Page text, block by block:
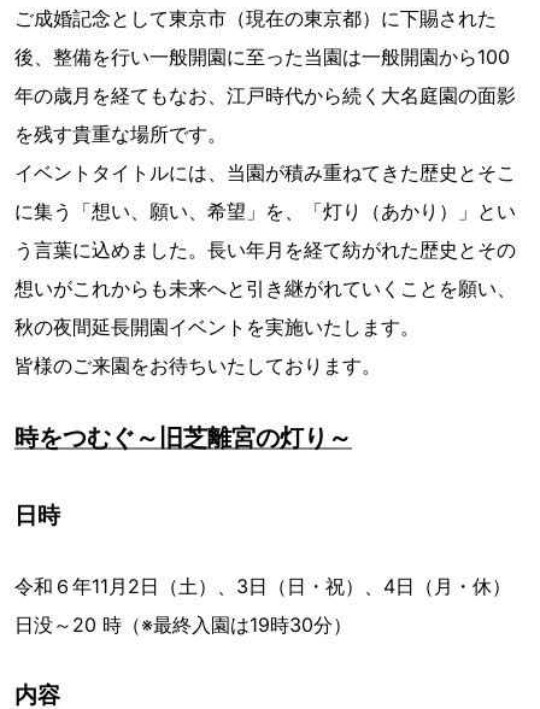
ご成婚記念として東京市（現在の東京都）に下賜された
後、整備を行い一般開園に至った当園は一般開園から100
年の歳月を経てもなお、江戸時代から続く大名庭園の面影
を残す貴重な場所です。
イベントタイトルには、当園が積み重ねてきた歴史とそこ
に集う「想い、願い、希望」を、「灯り（あかり）」とい
う言葉に込めました。長い年月を経て紡がれた歴史とその
想いがこれからも未来へと引き継がれていくことを願い、
秋の夜間延長開園イベントを実施いたします。
皆様のご来園をお待ちいたしております。
時をつむぐ～旧芝離宮の灯り～
日時
令和６年11月2日（土）、3日（日・祝）、4日（月・休）
日没～20 時（※最終入園は19時30分）
内容